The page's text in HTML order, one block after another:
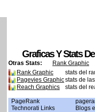
Graficas Y Stats
Otras Stats: Rank Graphic
Rank Graphic
stats del
Pagevies Graphicstats de
Reach Graphics
stats del
PageRank
Technorati Links
Blogs